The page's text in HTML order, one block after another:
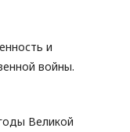
и
войны.
Великой